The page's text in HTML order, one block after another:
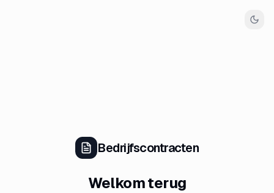
Bedrijfscontracten
Welkom terug